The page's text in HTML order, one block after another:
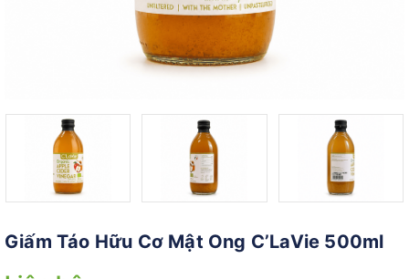
Giấm Táo Hữu Cơ Mật Ong C’LaVie 500ml